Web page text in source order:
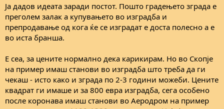
Ја дадов идеата заради постот. Пошто градењето зграда е
преголем залак а купувањето во изградба и
препродавање од кога ќе се изградат е доста полесно а е
во иста бранша.
Е сеа, за цените нормално дека карикирам. Но во Скопје
на пример имаш станови во изградба што треба да ги
чекаш - исто како и зграда по 2-3 години можеби. Цените
квадрат ги имаше и за 800 евра изградба, сега особено
после коронава имаш станови во Аеродром на пример